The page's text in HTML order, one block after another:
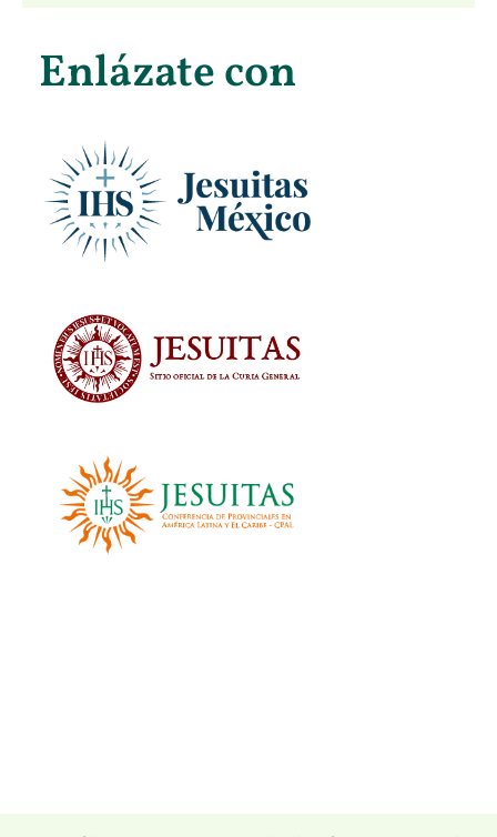
Enlázate con